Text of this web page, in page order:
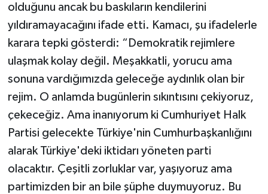
olduğunu ancak bu baskıların kendilerini
yıldıramayacağını ifade etti. Kamacı, şu ifadelerle
karara tepki gösterdi: “Demokratik rejimlere
ulaşmak kolay değil. Meşakkatli, yorucu ama
sonuna vardığımızda geleceğe aydınlık olan bir
rejim. O anlamda bugünlerin sıkıntısını çekiyoruz,
çekeceğiz. Ama inanıyorum ki Cumhuriyet Halk
Partisi gelecekte Türkiye'nin Cumhurbaşkanlığını
alarak Türkiye'deki iktidarı yöneten parti
olacaktır. Çeşitli zorluklar var, yaşıyoruz ama
partimizden bir an bile şüphe duymuyoruz. Bu